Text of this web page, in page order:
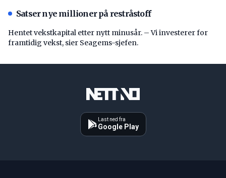
Satser nye millioner på restråstoff
Hentet vekstkapital etter nytt minusår. – Vi investerer for
framtidig vekst, sier Seagems-sjefen.
Last ned fra
Google Play